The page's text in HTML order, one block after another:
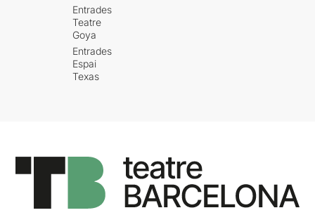
Entrades
Teatre
Goya
Entrades
Espai
Texas